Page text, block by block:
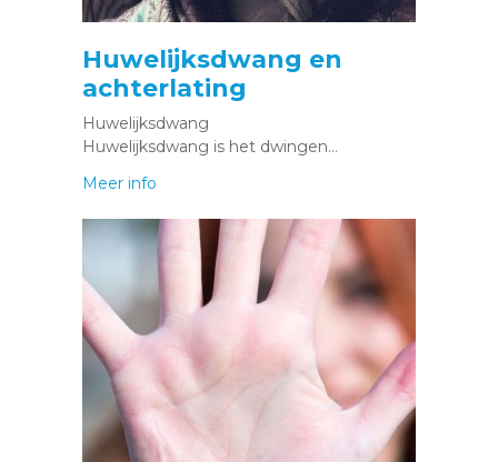
Huwelijksdwang en
achterlating
Huwelijksdwang
Huwelijksdwang is het dwingen…
Meer info